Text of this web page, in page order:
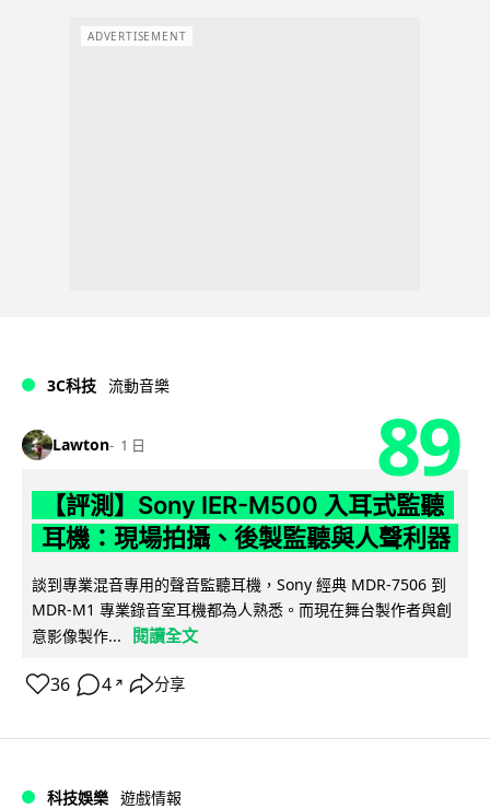
ADVERTISEMENT
3C科技 流動音樂
Lawton 1 日 89
【評測】Sony IER-M500 入耳式監聽
耳機：現場拍攝、後製監聽與人聲利器
談到專業混音專用的聲音監聽耳機，Sony 經典 MDR-7506 到
MDR-M1 專業錄音室耳機都為人熟悉。而現在舞台製作者與創
意影像製作...
閱讀全文
36 4 ↗ 分享
科技娛樂 遊戲情報